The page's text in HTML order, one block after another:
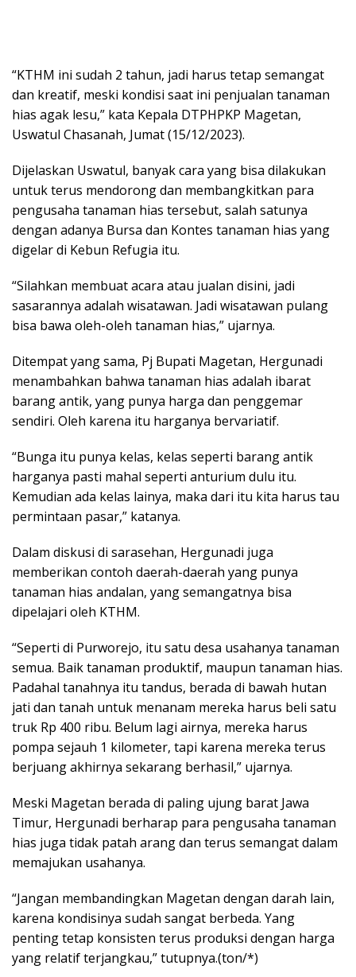
“KTHM ini sudah 2 tahun, jadi harus tetap semangat
dan kreatif, meski kondisi saat ini penjualan tanaman
hias agak lesu,” kata Kepala DTPHPKP Magetan,
Uswatul Chasanah, Jumat (15/12/2023).
Dijelaskan Uswatul, banyak cara yang bisa dilakukan
untuk terus mendorong dan membangkitkan para
pengusaha tanaman hias tersebut, salah satunya
dengan adanya Bursa dan Kontes tanaman hias yang
digelar di Kebun Refugia itu.
“Silahkan membuat acara atau jualan disini, jadi
sasarannya adalah wisatawan. Jadi wisatawan pulang
bisa bawa oleh-oleh tanaman hias,” ujarnya.
Ditempat yang sama, Pj Bupati Magetan, Hergunadi
menambahkan bahwa tanaman hias adalah ibarat
barang antik, yang punya harga dan penggemar
sendiri. Oleh karena itu harganya bervariatif.
“Bunga itu punya kelas, kelas seperti barang antik
harganya pasti mahal seperti anturium dulu itu.
Kemudian ada kelas lainya, maka dari itu kita harus tau
permintaan pasar,” katanya.
Dalam diskusi di sarasehan, Hergunadi juga
memberikan contoh daerah-daerah yang punya
tanaman hias andalan, yang semangatnya bisa
dipelajari oleh KTHM.
“Seperti di Purworejo, itu satu desa usahanya tanaman
semua. Baik tanaman produktif, maupun tanaman hias.
Padahal tanahnya itu tandus, berada di bawah hutan
jati dan tanah untuk menanam mereka harus beli satu
truk Rp 400 ribu. Belum lagi airnya, mereka harus
pompa sejauh 1 kilometer, tapi karena mereka terus
berjuang akhirnya sekarang berhasil,” ujarnya.
Meski Magetan berada di paling ujung barat Jawa
Timur, Hergunadi berharap para pengusaha tanaman
hias juga tidak patah arang dan terus semangat dalam
memajukan usahanya.
“Jangan membandingkan Magetan dengan darah lain,
karena kondisinya sudah sangat berbeda. Yang
penting tetap konsisten terus produksi dengan harga
yang relatif terjangkau,” tutupnya.(ton/*)